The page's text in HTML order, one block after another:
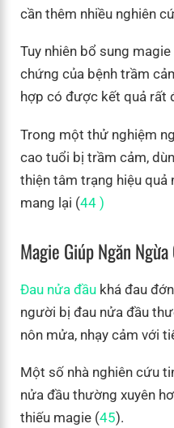
cần thêm nhiều nghiên
Tuy nhiên bổ sung
chứng của bệnh trầm
hợp có được kết quả rất
Trong một thử nghiệm
cao tuổi bị trầm cảm,
thiện tâm trạng hiệu
mang lại (44 )
Magie Giúp Ngăn Ngừa
Đau nửa đầu khá đau
người bị đau nửa đầu
nôn mửa, nhạy cảm với
Một số nhà nghiên cứu
nửa đầu thường xuyên
thiếu magie (45).